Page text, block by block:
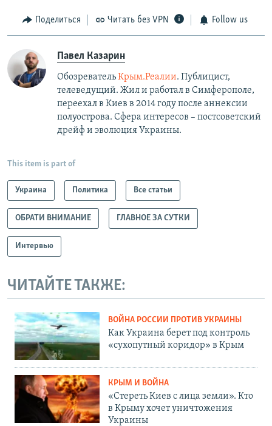
Поделиться Читать без VPN Follow us
Павел Казарин
ОбозревательКрым.Реалии. Публицист,
телеведущий. Жил и работал в Симферополе,
переехал в Киев в 2014 году после аннексии
полуострова. Сфера интересов – постсоветский
дрейф и эволюция Украины.
This item is part of
Украина Политика Все статьи
ОБРАТИ ВНИМАНИЕ ГЛАВНОЕ ЗА СУТКИ
Интервью
ЧИТАЙТЕ ТАКЖЕ:
ВОЙНА РОССИИ ПРОТИВ УКРАИНЫ
Как Украина берет под контроль
«сухопутный коридор» в Крым
КРЫМ И ВОЙНА
«Стереть Киев с лица земли». Кто
в Крыму хочет уничтожения
Украины